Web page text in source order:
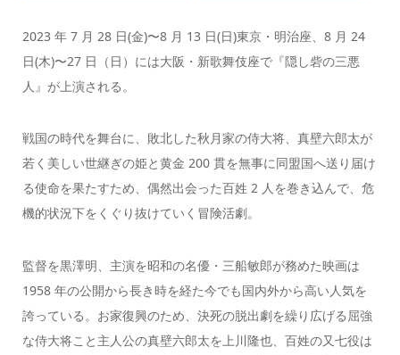
2023 年 7 月 28 日(金)〜8 月 13 日(日)東京・明治座、8 月 24
日(木)〜27 日（日）には大阪・新歌舞伎座で『隠し砦の三悪
人』が上演される。
戦国の時代を舞台に、敗北した秋月家の侍大将、真壁六郎太が
若く美しい世継ぎの姫と黄金 200 貫を無事に同盟国へ送り届け
る使命を果たすため、偶然出会った百姓 2 人を巻き込んで、危
機的状況下をくぐり抜けていく冒険活劇。
監督を黒澤明、主演を昭和の名優・三船敏郎が務めた映画は
1958 年の公開から長き時を経た今でも国内外から高い人気を
誇っている。お家復興のため、決死の脱出劇を繰り広げる屈強
な侍大将こと主人公の真壁六郎太を上川隆也、百姓の又七役は